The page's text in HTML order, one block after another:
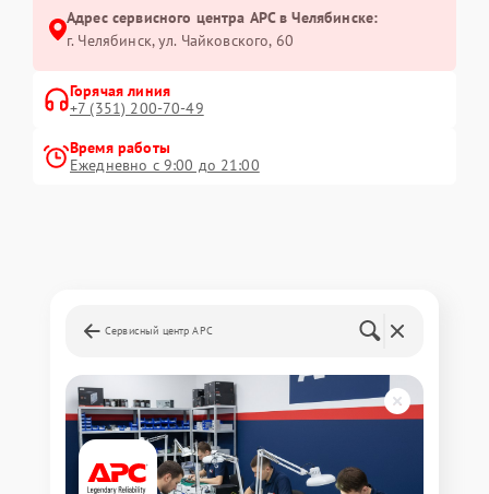
Адрес сервисного центра APC в Челябинске:
г. Челябинск, ул. Чайковского, 60
Горячая линия
+7 (351) 200-70-49
Время работы
Ежедневно с 9:00 до 21:00
Сервисный центр APC